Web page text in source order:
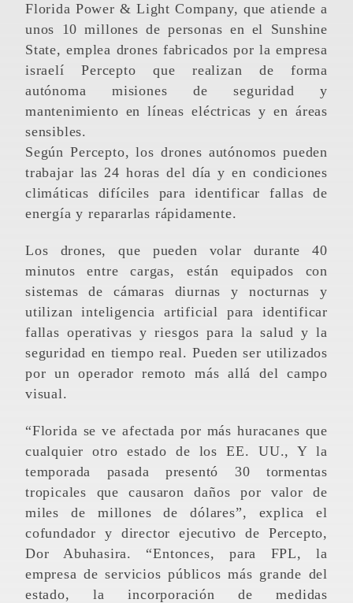
Florida Power & Light Company, que atiende a
unos 10 millones de personas en el Sunshine
State, emplea drones fabricados por la empresa
israelí Percepto que realizan de forma
autónoma misiones de seguridad y
mantenimiento en líneas eléctricas y en áreas
sensibles.
Según Percepto, los drones autónomos pueden
trabajar las 24 horas del día y en condiciones
climáticas difíciles para identificar fallas de
energía y repararlas rápidamente.
Los drones, que pueden volar durante 40
minutos entre cargas, están equipados con
sistemas de cámaras diurnas y nocturnas y
utilizan inteligencia artificial para identificar
fallas operativas y riesgos para la salud y la
seguridad en tiempo real. Pueden ser utilizados
por un operador remoto más allá del campo
visual.
“Florida se ve afectada por más huracanes que
cualquier otro estado de los EE. UU., Y la
temporada pasada presentó 30 tormentas
tropicales que causaron daños por valor de
miles de millones de dólares”, explica el
cofundador y director ejecutivo de Percepto,
Dor Abuhasira. “Entonces, para FPL, la
empresa de servicios públicos más grande del
estado, la incorporación de medidas